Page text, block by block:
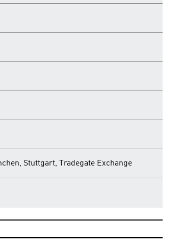
Stuttgart, Tradegate Exchange